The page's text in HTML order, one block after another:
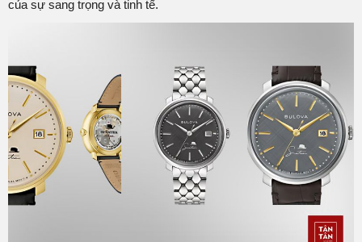
của sự sang trọng và tinh tế.